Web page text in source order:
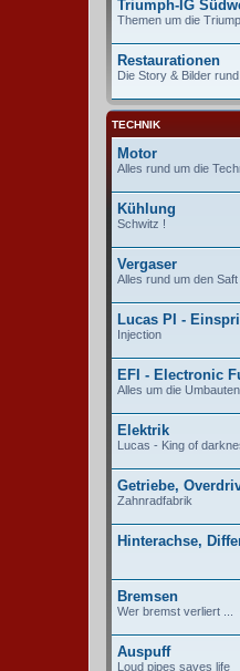
Triumph-IG
Themen um die
Restaurationen
Die Story & Bilder
TECHNIK
Motor
Alles rund um die
Kühlung
Schwitz !
Vergaser
Alles rund um den Saft
Lucas PI -
Injection
EFI - Electronic
Alles um die
Elektrik
Lucas - King of
Getriebe,
Zahnradfabrik
Hinterachse,
Bremsen
Wer bremst verliert ...
Auspuff
Loud pipes saves life